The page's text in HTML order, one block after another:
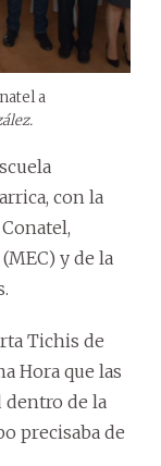
a
con la
y de la
Tichis de
Hora que las
de la
precisaba de